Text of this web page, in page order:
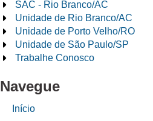
SAC - Rio Branco/AC
Unidade de Rio Branco/AC
Unidade de Porto Velho/RO
Unidade de São Paulo/SP
Trabalhe Conosco
Navegue
Início